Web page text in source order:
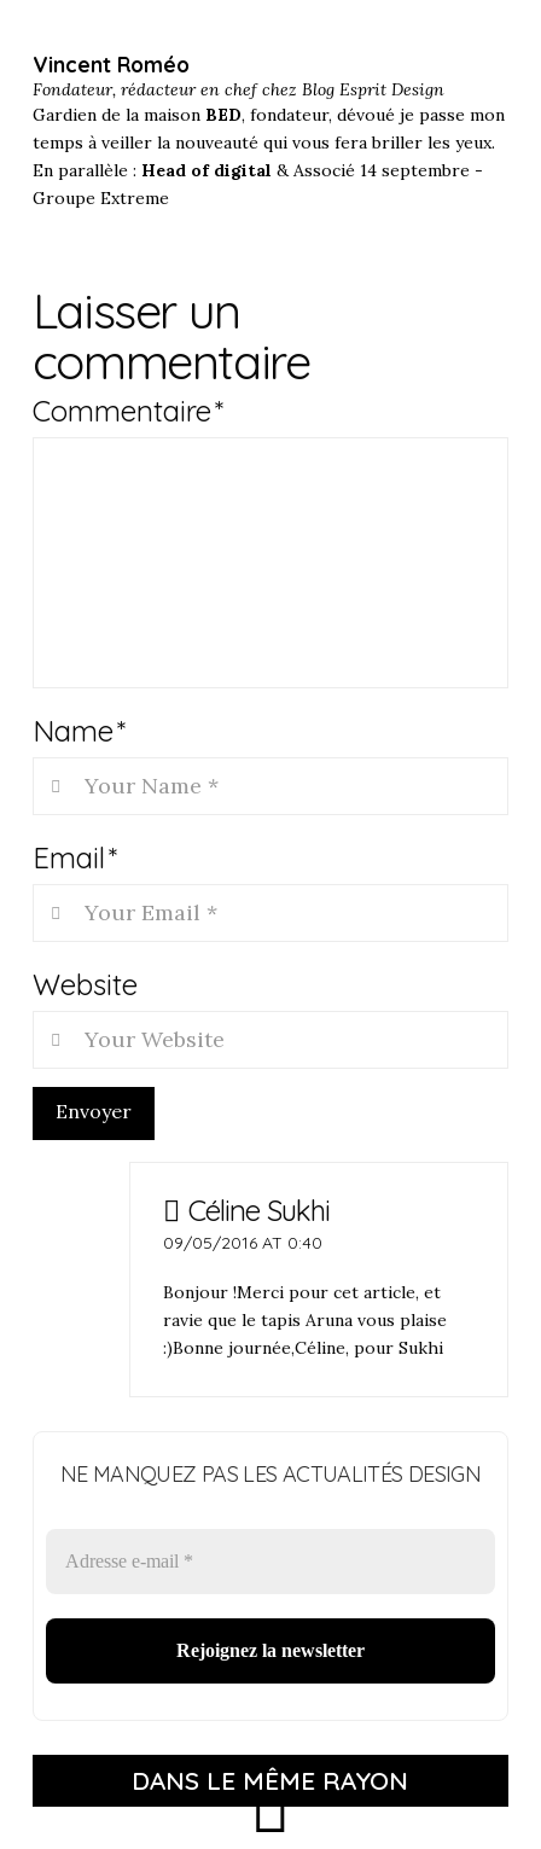
Vincent Roméo
Fondateur, rédacteur en chef chez Blog Esprit Design
Gardien de la maison BED, fondateur, dévoué je passe mon
temps à veiller la nouveauté qui vous fera briller les yeux.
En parallèle : Head of digital & Associé 14 septembre -
Groupe Extreme
Laisser un
commentaire
Commentaire*
Name*
Email*
Website
Envoyer
Céline Sukhi
09/05/2016 AT 0:40
Bonjour !Merci pour cet article, et
ravie que le tapis Aruna vous plaise
:)Bonne journée,Céline, pour Sukhi
NE MANQUEZ PAS LES ACTUALITÉS DESIGN
DANS LE MÊME RAYON